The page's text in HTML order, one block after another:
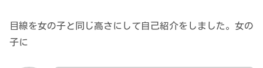
目線を女の子と同じ高さにして自己紹介をしました。女の
子に